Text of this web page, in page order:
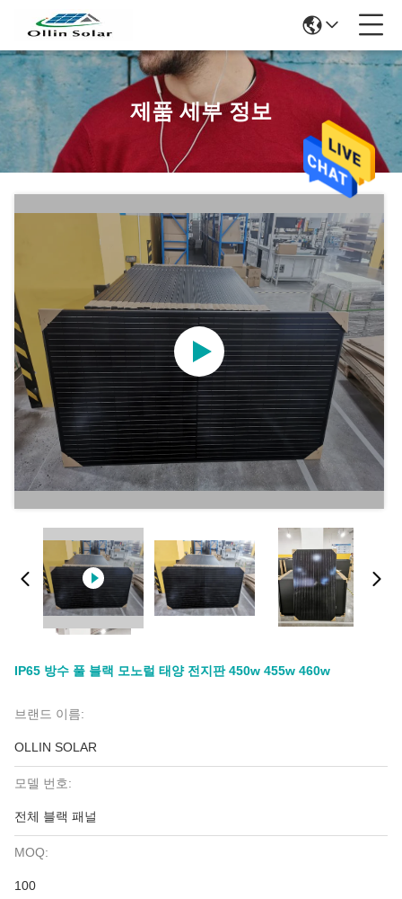
제품 세부 정보
IP65 방수 풀 블랙 모노럴 태양 전지판 450w 455w 460w
브랜드 이름:
OLLIN SOLAR
모델 번호:
전체 블랙 패널
MOQ:
100